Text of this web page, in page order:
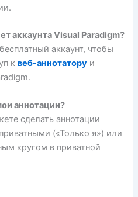
аккаунта Visual Paradigm?
аккаунт, чтобы
квеб-аннотатору и
аннотации?
сделать аннотации
(«Только я») или
кругом в приватной